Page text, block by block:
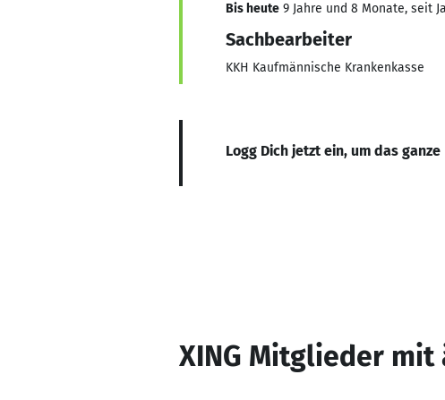
Bis heute 9 Jahre und 8 Monate, seit
Sachbearbeiter
KKH Kaufmännische Krankenkasse
Logg Dich jetzt ein, um das
XING Mitglieder